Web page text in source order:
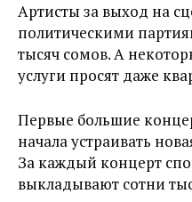
Артисты за выход на
политическими
тысяч сомов. А
услуги просят даже
Первые большие
начала устраивать
За каждый концерт
выкладывают сотни